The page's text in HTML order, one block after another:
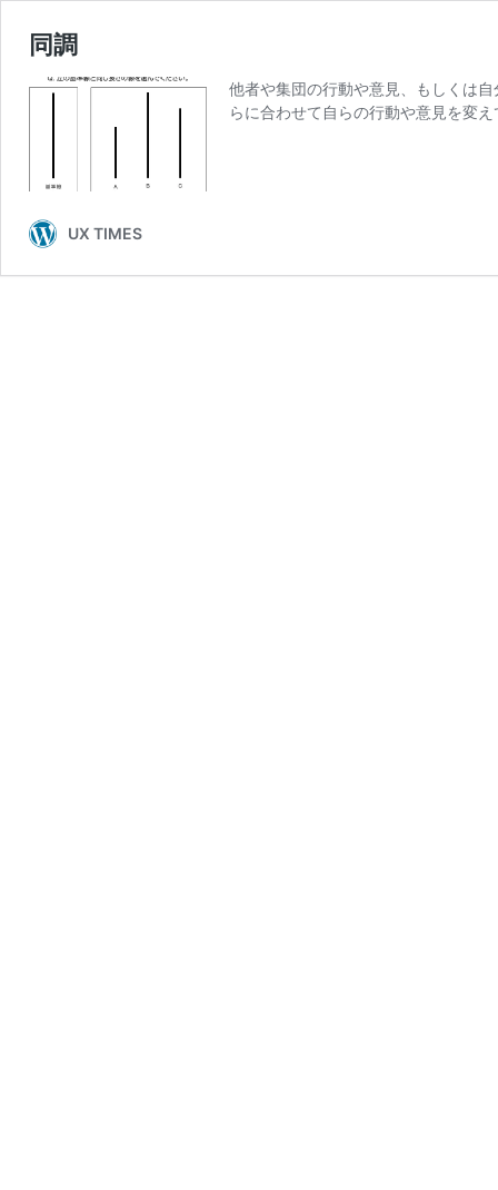
同調
他者や集団の行動や意見、もしくは
らに合わせて自らの行動や意見を変
UX TIMES